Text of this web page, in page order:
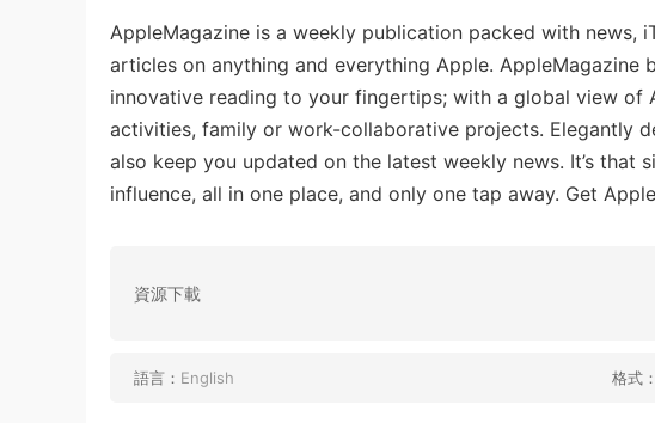
AppleMagazine is a weekly publication packed with news,
articles on anything and everything Apple.
innovative reading to your fingertips; with a global view of
activities, family or work-collaborative projects. Elegantly
also keep you updated on the latest weekly news. It’s that
influence, all in one place, and only one tap away. Get
資源下載
語言： English 格式：